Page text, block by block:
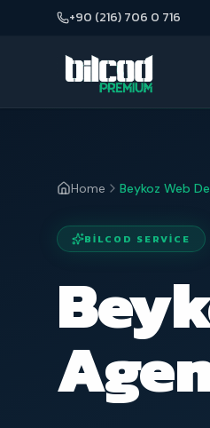
+90 (216) 706 0 716
Home Beykoz Web
BILCOD SERVICE